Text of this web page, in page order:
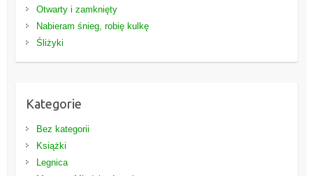
Otwarty i zamknięty
Nabieram śnieg, robię kulkę
Śliżyki
Kategorie
Bez kategorii
Książki
Legnica